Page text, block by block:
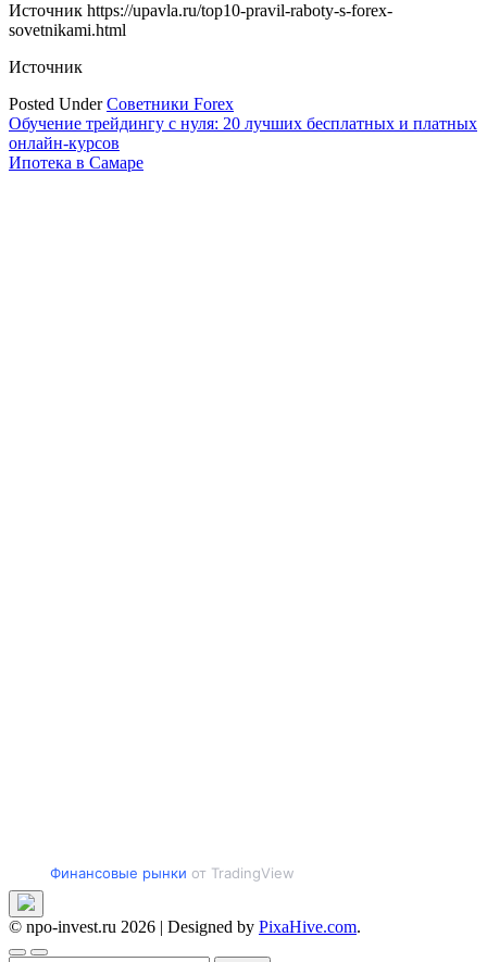
Источник https://upavla.ru/top10-pravil-raboty-s-forex-
sovetnikami.html
Источник
Posted UnderСоветники Forex
Навигация
по
Обучение трейдингу с нуля: 20 лучших бесплатных и платных
онлайн-курсов
Ипотека в Самаре
Финансовые рынки от TradingView
© npo-invest.ru 2026 | Designed by PixaHive.com.